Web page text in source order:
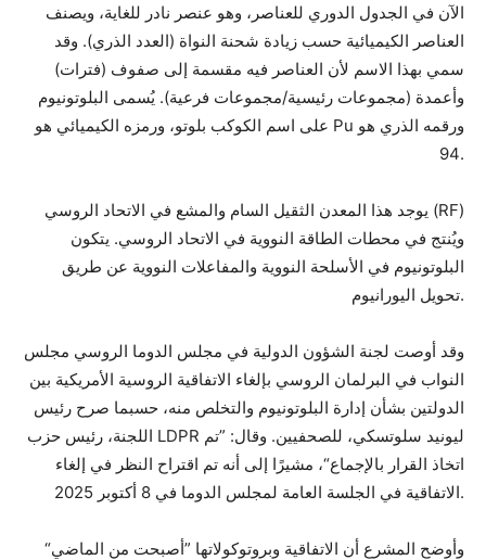
الآن في الجدول الدوري للعناصر، وهو عنصر نادر للغاية، ويصنف
العناصر الكيميائية حسب زيادة شحنة النواة (العدد الذري). وقد
سمي بهذا الاسم لأن العناصر فيه مقسمة إلى صفوف (فترات)
وأعمدة (مجموعات رئيسية/مجموعات فرعية). يُسمى البلوتونيوم
على اسم الكوكب بلوتو، ورمزه الكيميائي هو Pu ورقمه الذري هو
94.
يوجد هذا المعدن الثقيل السام والمشع في الاتحاد الروسي (RF)
ويُنتج في محطات الطاقة النووية في الاتحاد الروسي. يتكون
البلوتونيوم في الأسلحة النووية والمفاعلات النووية عن طريق
تحويل اليورانيوم.
وقد أوصت لجنة الشؤون الدولية في مجلس الدوما الروسي مجلس
النواب في البرلمان الروسي بإلغاء الاتفاقية الروسية الأمريكية بين
الدولتين بشأن إدارة البلوتونيوم والتخلص منه، حسبما صرح رئيس
اللجنة، رئيس حزب LDPR ليونيد سلوتسكي، للصحفيين. وقال: ”تم
اتخاذ القرار بالإجماع“، مشيرًا إلى أنه تم اقتراح النظر في إلغاء
الاتفاقية في الجلسة العامة لمجلس الدوما في 8 أكتوبر 2025.
وأوضح المشرع أن الاتفاقية وبروتوكولاتها ”أصبحت من الماضي“